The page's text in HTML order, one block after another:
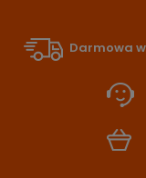
Darmowa